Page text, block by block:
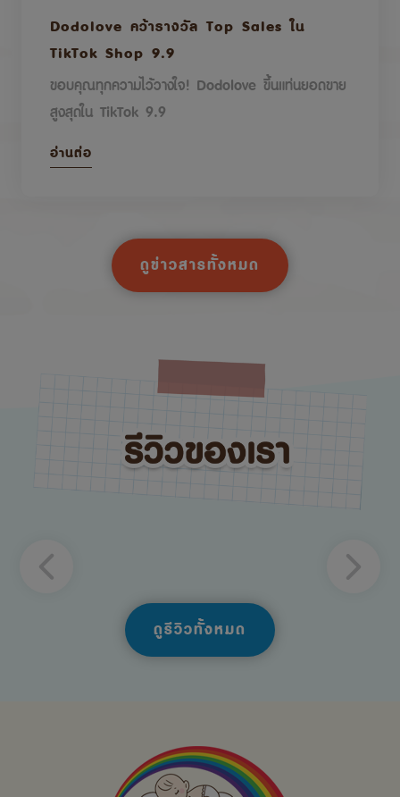
Dodolove คว้ารางวัล Top Sales ใน
TikTok Shop 9.9
ขอบคุณทุกความไว้วางใจ! Dodolove ขึ้นแท่นยอดขาย
สูงสุดใน TikTok 9.9
อ่านต่อ
ดูข่าวสารทั้งหมด
ดูรีวิวทั้งหมด